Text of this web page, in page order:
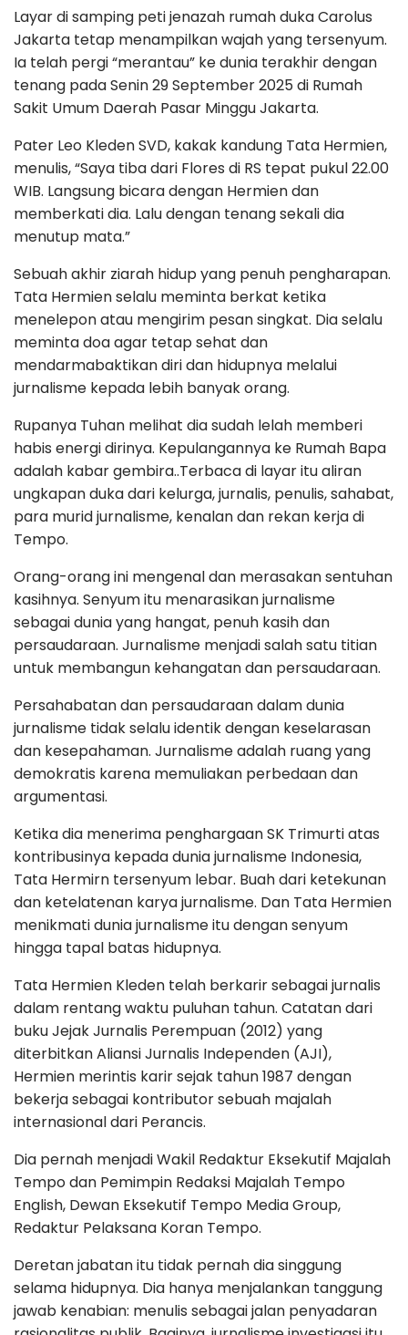
Layar di samping peti jenazah rumah duka Carolus
Jakarta tetap menampilkan wajah yang tersenyum.
Ia telah pergi “merantau” ke dunia terakhir dengan
tenang pada Senin 29 September 2025 di Rumah
Sakit Umum Daerah Pasar Minggu Jakarta.
Pater Leo Kleden SVD, kakak kandung Tata Hermien,
menulis, “Saya tiba dari Flores di RS tepat pukul 22.00
WIB. Langsung bicara dengan Hermien dan
memberkati dia. Lalu dengan tenang sekali dia
menutup mata.”
Sebuah akhir ziarah hidup yang penuh pengharapan.
Tata Hermien selalu meminta berkat ketika
menelepon atau mengirim pesan singkat. Dia selalu
meminta doa agar tetap sehat dan
mendarmabaktikan diri dan hidupnya melalui
jurnalisme kepada lebih banyak orang.
Rupanya Tuhan melihat dia sudah lelah memberi
habis energi dirinya. Kepulangannya ke Rumah Bapa
adalah kabar gembira..Terbaca di layar itu aliran
ungkapan duka dari kelurga, jurnalis, penulis, sahabat,
para murid jurnalisme, kenalan dan rekan kerja di
Tempo.
Orang-orang ini mengenal dan merasakan sentuhan
kasihnya. Senyum itu menarasikan jurnalisme
sebagai dunia yang hangat, penuh kasih dan
persaudaraan. Jurnalisme menjadi salah satu titian
untuk membangun kehangatan dan persaudaraan.
Persahabatan dan persaudaraan dalam dunia
jurnalisme tidak selalu identik dengan keselarasan
dan kesepahaman. Jurnalisme adalah ruang yang
demokratis karena memuliakan perbedaan dan
argumentasi.
Ketika dia menerima penghargaan SK Trimurti atas
kontribusinya kepada dunia jurnalisme Indonesia,
Tata Hermirn tersenyum lebar. Buah dari ketekunan
dan ketelatenan karya jurnalisme. Dan Tata Hermien
menikmati dunia jurnalisme itu dengan senyum
hingga tapal batas hidupnya.
Tata Hermien Kleden telah berkarir sebagai jurnalis
dalam rentang waktu puluhan tahun. Catatan dari
buku Jejak Jurnalis Perempuan (2012) yang
diterbitkan Aliansi Jurnalis Independen (AJI),
Hermien merintis karir sejak tahun 1987 dengan
bekerja sebagai kontributor sebuah majalah
internasional dari Perancis.
Dia pernah menjadi Wakil Redaktur Eksekutif Majalah
Tempo dan Pemimpin Redaksi Majalah Tempo
English, Dewan Eksekutif Tempo Media Group,
Redaktur Pelaksana Koran Tempo.
Deretan jabatan itu tidak pernah dia singgung
selama hidupnya. Dia hanya menjalankan tanggung
jawab kenabian: menulis sebagai jalan penyadaran